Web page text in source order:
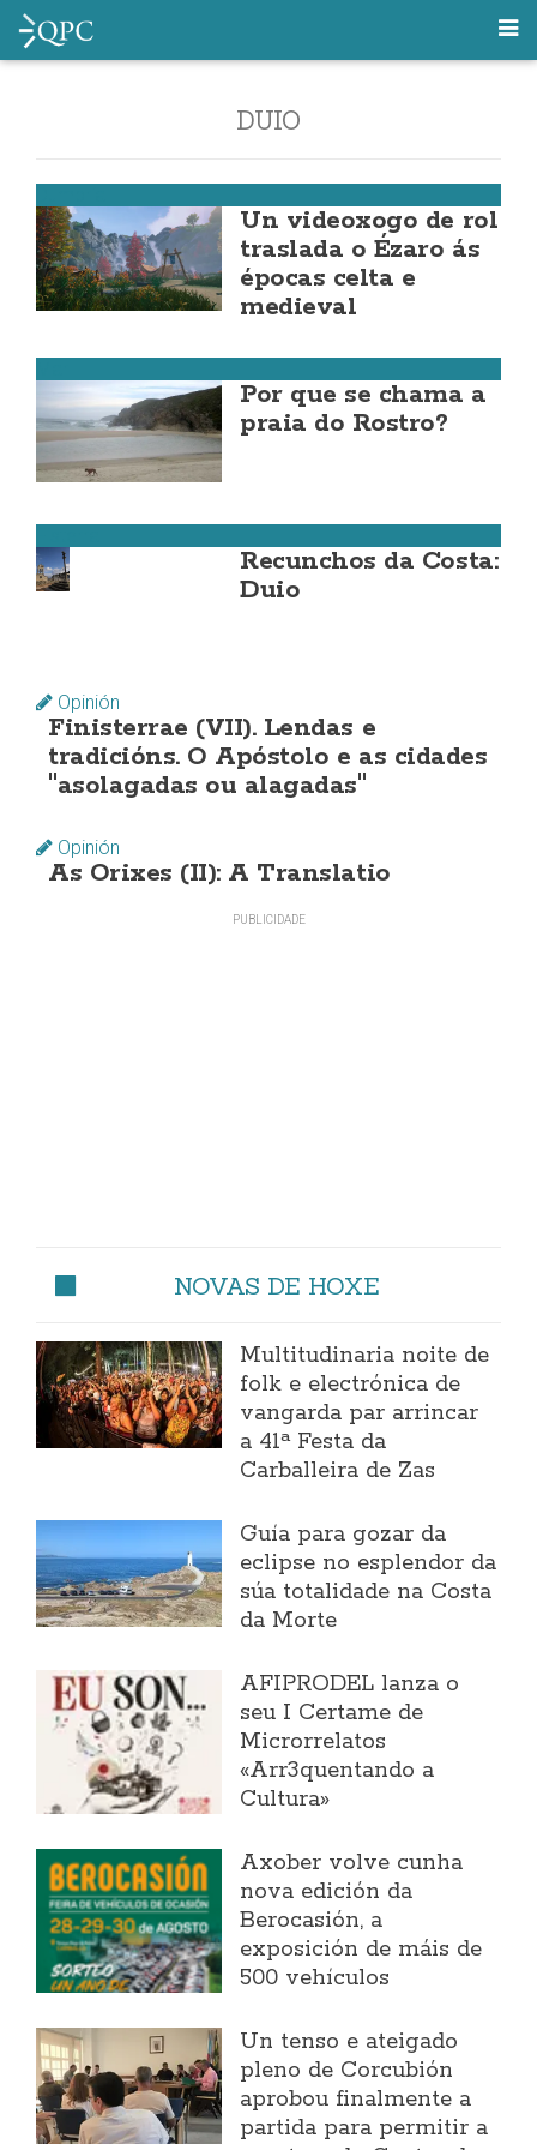
DUIO
Un videoxogo de rol
traslada o Ézaro ás
épocas celta e
medieval
Por que se chama a
praia do Rostro?
Recunchos da Costa:
Duio
Opinión
Finisterrae (VII). Lendas e
tradicións. O Apóstolo e as cidades
"asolagadas ou alagadas"
Opinión
As Orixes (II): A Translatio
NOVAS DE HOXE
Multitudinaria noite de
folk e electrónica de
vangarda par arrincar
a 41ª Festa da
Carballeira de Zas
Guía para gozar da
eclipse no esplendor da
súa totalidade na Costa
da Morte
AFIPRODEL lanza o
seu I Certame de
Microrrelatos
«Arr3quentando a
Cultura»
Axober volve cunha
nova edición da
Berocasión, a
exposición de máis de
500 vehículos
Un tenso e ateigado
pleno de Corcubión
aprobou finalmente a
partida para permitir a